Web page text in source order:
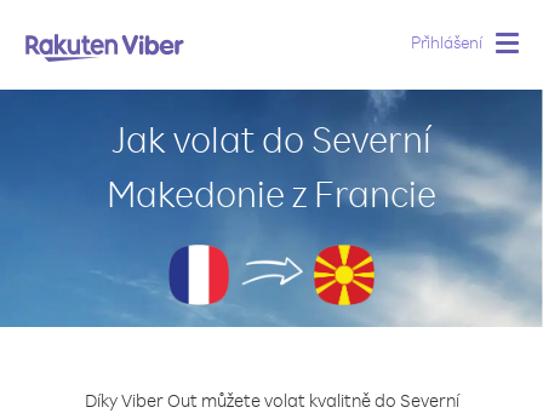
Přihlášení
Jak volat do Severní
Makedonie z Francie
Díky Viber Out můžete volat kvalitně do Severní